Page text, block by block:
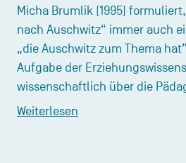
Micha Brumlik (1995)
nach Auschwitz“ immer auch
„die Auschwitz zum Thema
Aufgabe der
wissenschaftlich über die
Weiterlesen